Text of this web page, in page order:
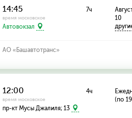
14:45
время московское
Автовокзал
7ч
10
АО «Башавтотранс»
12:00
время московское
пр-кт Мусы Джалиля; 13
4ч
(по